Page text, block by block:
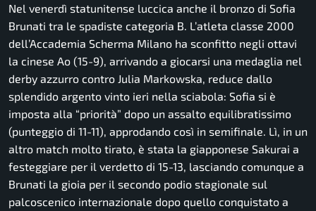
Nel venerdì statunitense luccica anche il bronzo di Sofia
Brunati tra le spadiste categoria B. L’atleta classe 2000
dell’Accademia Scherma Milano ha sconfitto negli ottavi
la cinese Ao (15-9), arrivando a giocarsi una medaglia nel
derby azzurro contro Julia Markowska, reduce dallo
splendido argento vinto ieri nella sciabola: Sofia si è
imposta alla “priorità” dopo un assalto equilibratissimo
(punteggio di 11-11), approdando così in semifinale. Lì, in un
altro match molto tirato, è stata la giapponese Sakurai a
festeggiare per il verdetto di 15-13, lasciando comunque a
Brunati la gioia per il secondo podio stagionale sul
palcoscenico internazionale dopo quello conquistato a